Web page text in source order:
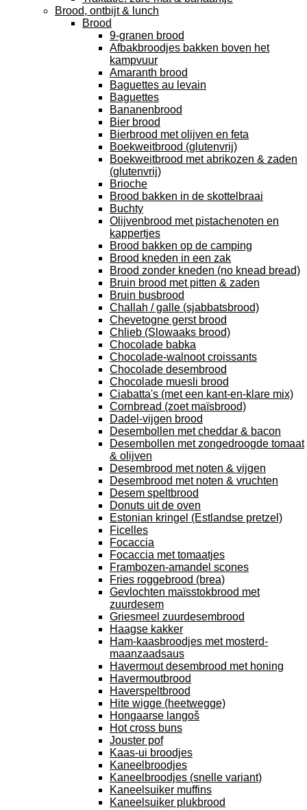
Brood, ontbijt & lunch
Brood
9-granen brood
Afbakbroodjes bakken boven het
kampvuur
Amaranth brood
Baguettes au levain
Baguettes
Bananenbrood
Bier brood
Bierbrood met olijven en feta
Boekweitbrood (glutenvrij)
Boekweitbrood met abrikozen & zaden
(glutenvrij)
Brioche
Brood bakken in de skottelbraai
Buchty
Olijvenbrood met pistachenoten en
kappertjes
Brood bakken op de camping
Brood kneden in een zak
Brood zonder kneden (no knead bread)
Bruin brood met pitten & zaden
Bruin busbrood
Challah / galle (sjabbatsbrood)
Chevetogne gerst brood
Chlieb (Slowaaks brood)
Chocolade babka
Chocolade-walnoot croissants
Chocolade desembrood
Chocolade muesli brood
Ciabatta's (met een kant-en-klare mix)
Cornbread (zoet maïsbrood)
Dadel-vijgen brood
Desembollen met cheddar & bacon
Desembollen met zongedroogde tomaat
& olijven
Desembrood met noten & vijgen
Desembrood met noten & vruchten
Desem speltbrood
Donuts uit de oven
Estonian kringel (Estlandse pretzel)
Ficelles
Focaccia
Focaccia met tomaatjes
Frambozen-amandel scones
Fries roggebrood (brea)
Gevlochten maïsstokbrood met
zuurdesem
Griesmeel zuurdesembrood
Haagse kakker
Ham-kaasbroodjes met mosterd-
maanzaadsaus
Havermout desembrood met honing
Havermoutbrood
Haverspeltbrood
Hite wigge (heetwegge)
Hongaarse langoš
Hot cross buns
Jouster pof
Kaas-ui broodjes
Kaneelbroodjes
Kaneelbroodjes (snelle variant)
Kaneelsuiker muffins
Kaneelsuiker plukbrood